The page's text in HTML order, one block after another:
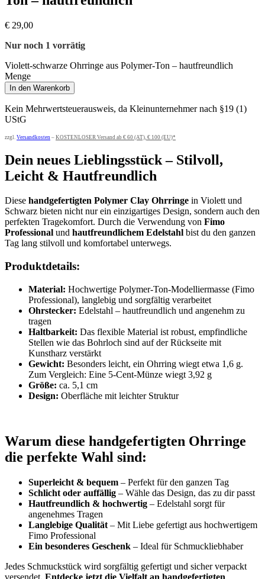
€ 29,00
Nur noch 1 vorrätig
Violett-schwarze Ohrringe aus Polymer-Ton – hautfreundlich
Menge
In den Warenkorb
Kein Mehrwertsteuerausweis, da Kleinunternehmer nach §19 (1)
UStG
zzgl. Versandkosten – KOSTENLOSER Versand ab € 60 (AT), € 100 (EU)*
Dein neues Lieblingsstück – Stilvoll,
Leicht & Hautfreundlich
Diese handgefertigten Polymer Clay Ohrringe in Violett und
Schwarz bieten nicht nur ein einzigartiges Design, sondern auch den
perfekten Tragekomfort. Durch die Verwendung von Fimo
Professional und hautfreundlichem Edelstahl bist du den ganzen
Tag lang stilvoll und komfortabel unterwegs.
Produktdetails:
Material: Hochwertige Polymer-Ton-Modelliermasse (Fimo
Professional), langlebig und sorgfältig verarbeitet
Ohrstecker: Edelstahl – hautfreundlich und angenehm zu
tragen
Haltbarkeit: Das flexible Material ist robust, empfindliche
Stellen wie das Bohrloch sind auf der Rückseite mit
Kunstharz verstärkt
Gewicht: Besonders leicht, ein Ohrring wiegt etwa 1,6 g.
Zum Vergleich: Eine 5-Cent-Münze wiegt 3,92 g
Größe: ca. 5,1 cm
Design: Oberfläche mit leichter Struktur
Warum diese handgefertigten Ohrringe
die perfekte Wahl sind:
Superleicht & bequem – Perfekt für den ganzen Tag
Schlicht oder auffällig – Wähle das Design, das zu dir passt
Hautfreundlich & hochwertig – Edelstahl sorgt für
angenehmes Tragen
Langlebige Qualität – Mit Liebe gefertigt aus hochwertigem
Fimo Professional
Ein besonderes Geschenk – Ideal für Schmuckliebhaber
Jedes Schmuckstück wird sorgfältig gefertigt und sicher verpackt
versendet. Entdecke jetzt die Vielfalt an handgefertigten